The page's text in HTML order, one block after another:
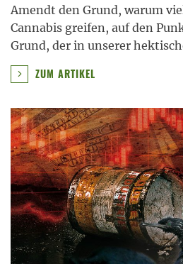
Amendt den Grund, warum
Cannabis greifen, auf den
Grund, der in unserer
ZUM ARTIKEL